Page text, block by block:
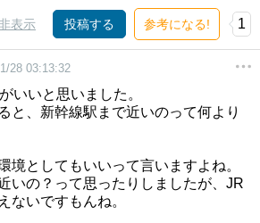
表示 投稿する 参考になる! 1
28 03:13:32
いいと思いました。
と、新幹線駅まで近いのって何より
境としてもいいって言いますよね。
いの？って思ったりしましたが、JR
ないですもんね。